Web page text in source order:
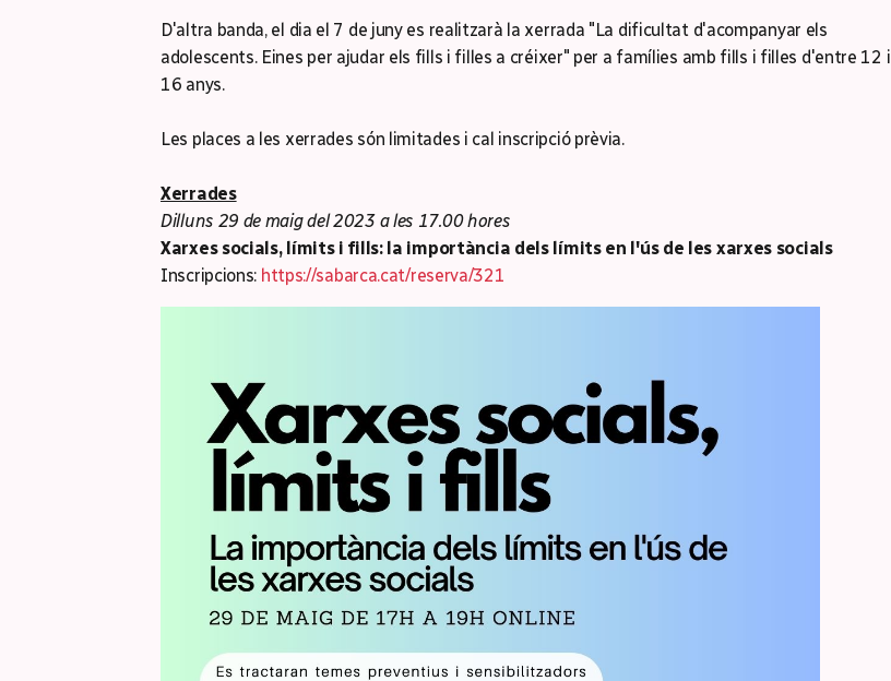
D'altra banda, el dia el 7 de juny es realitzarà la xerrada "La dificultat d'acompanyar els
adolescents. Eines per ajudar els fills i filles a créixer" per a famílies amb fills i filles d'entre 12 i
16 anys.
Les places a les xerrades són limitades i cal inscripció prèvia.
Xerrades
Dilluns 29 de maig del 2023 a les 17.00 hores
Xarxes socials, límits i fills: la importància dels límits en l'ús de les xarxes socials
Inscripcions: https://sabarca.cat/reserva/321